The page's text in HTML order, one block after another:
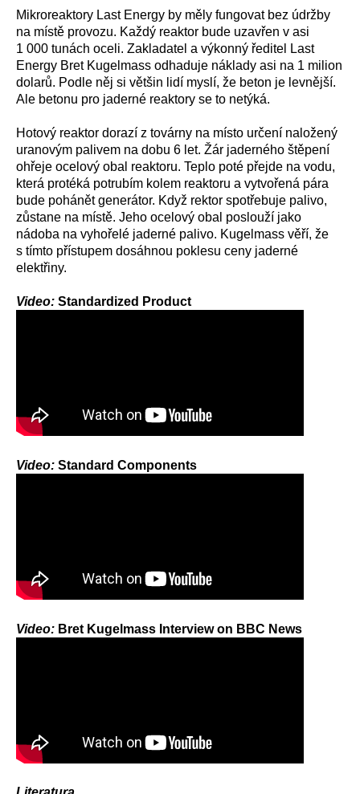
Mikroreaktory Last Energy by měly fungovat bez údržby
na místě provozu. Každý reaktor bude uzavřen v asi
1 000 tunách oceli. Zakladatel a výkonný ředitel Last
Energy Bret Kugelmass odhaduje náklady asi na 1 milion
dolarů. Podle něj si většin lidí myslí, že beton je levnější.
Ale betonu pro jaderné reaktory se to netýká.
Hotový reaktor dorazí z továrny na místo určení naložený
uranovým palivem na dobu 6 let. Žár jaderného štěpení
ohřeje ocelový obal reaktoru. Teplo poté přejde na vodu,
která protéká potrubím kolem reaktoru a vytvořená pára
bude pohánět generátor. Když rektor spotřebuje palivo,
zůstane na místě. Jeho ocelový obal poslouží jako
nádoba na vyhořelé jaderné palivo. Kugelmass věří, že
s tímto přístupem dosáhnou poklesu ceny jaderné
elektřiny.
Video: Standardized Product
Video: Standard Components
Video: Bret Kugelmass Interview on BBC News